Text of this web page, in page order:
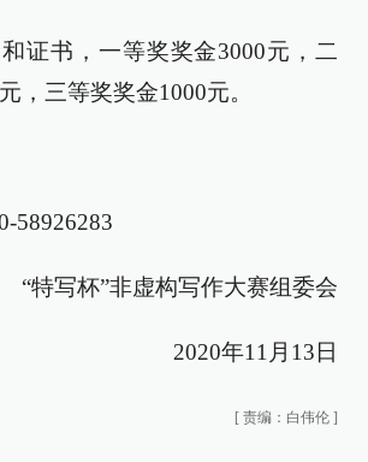
证书，一等奖奖金3000元，二
，三等奖奖金1000元。
58926283
“特写杯”非虚构写作大赛组委会
2020年11月13日
[ 责编：白伟伦 ]